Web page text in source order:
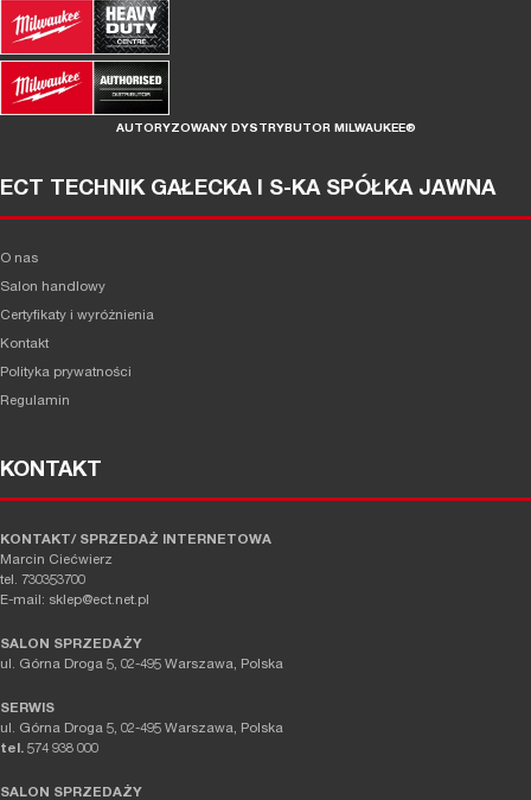
AUTORYZOWANY DYSTRYBUTOR MILWAUKEE®
ECT TECHNIK GAŁECKA I S-KA SPÓŁKA JAWNA
O nas
Salon handlowy
Certyfikaty i wyróżnienia
Kontakt
Polityka prywatności
Regulamin
KONTAKT
KONTAKT/ SPRZEDAŻ INTERNETOWA
Marcin Ciećwierz
tel. 730353700
E-mail: sklep@ect.net.pl
SALON SPRZEDAŻY
ul. Górna Droga 5, 02-495 Warszawa, Polska
SERWIS
ul. Górna Droga 5, 02-495 Warszawa, Polska
tel. 574 938 000
SALON SPRZEDAŻY